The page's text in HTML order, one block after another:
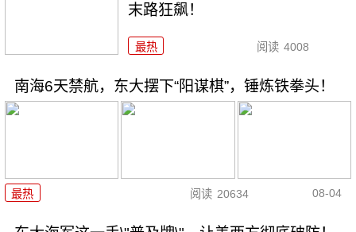
末路狂飙！
最热 阅读 4008
南海6天禁航，东大摆下“阳谋棋”，锤炼铁拳头！
最热 阅读 20634 08-04